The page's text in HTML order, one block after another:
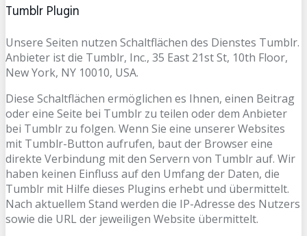
Tumblr Plugin
Unsere Seiten nutzen Schaltflächen des Dienstes Tumblr.
Anbieter ist die Tumblr, Inc., 35 East 21st St, 10th Floor,
New York, NY 10010, USA.
Diese Schaltflächen ermöglichen es Ihnen, einen Beitrag
oder eine Seite bei Tumblr zu teilen oder dem Anbieter
bei Tumblr zu folgen. Wenn Sie eine unserer Websites
mit Tumblr-Button aufrufen, baut der Browser eine
direkte Verbindung mit den Servern von Tumblr auf. Wir
haben keinen Einfluss auf den Umfang der Daten, die
Tumblr mit Hilfe dieses Plugins erhebt und übermittelt.
Nach aktuellem Stand werden die IP-Adresse des Nutzers
sowie die URL der jeweiligen Website übermittelt.